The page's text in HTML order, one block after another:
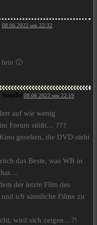
08.06.2022 um 22:32
fein 🙂
Souibi 08.06.2022 um 22:19
auf wie wenig
Forum stößt… ???
gesehen, die DVD steht
das Beste, was WB in
hat…
der letzte Film des
ich sämtliche Filme zu
wird sich zeigen…?!